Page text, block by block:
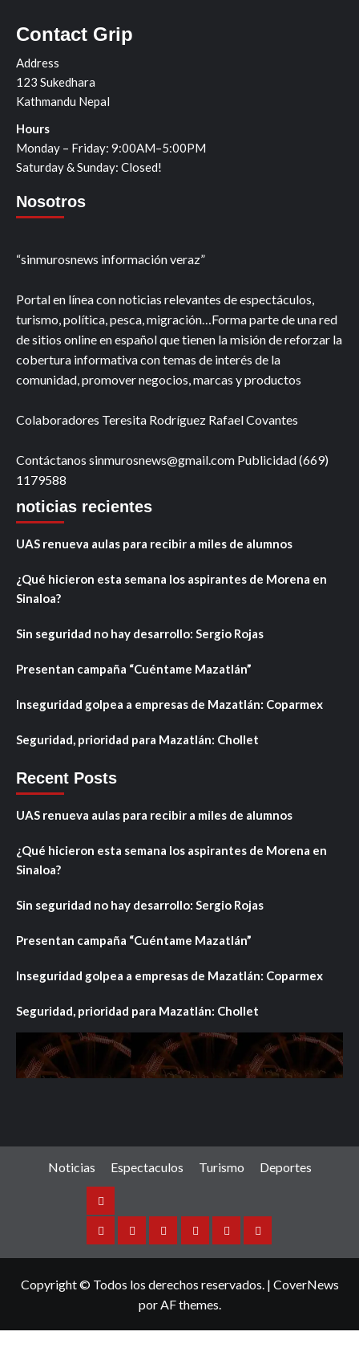
Contact Grip
Address
123 Sukedhara
Kathmandu Nepal
Hours
Monday – Friday: 9:00AM–5:00PM
Saturday & Sunday: Closed!
Nosotros
“sinmurosnews información veraz”
Portal en línea con noticias relevantes de espectáculos,
turismo, política, pesca, migración…Forma parte de una red
de sitios online en español que tienen la misión de reforzar la
cobertura informativa con temas de interés de la
comunidad, promover negocios, marcas y productos
Colaboradores Teresita Rodríguez Rafael Covantes
Contáctanos sinmurosnews@gmail.com Publicidad (669)
1179588
noticias recientes
UAS renueva aulas para recibir a miles de alumnos
¿Qué hicieron esta semana los aspirantes de Morena en
Sinaloa?
Sin seguridad no hay desarrollo: Sergio Rojas
Presentan campaña “Cuéntame Mazatlán”
Inseguridad golpea a empresas de Mazatlán: Coparmex
Seguridad, prioridad para Mazatlán: Chollet
Recent Posts
UAS renueva aulas para recibir a miles de alumnos
¿Qué hicieron esta semana los aspirantes de Morena en
Sinaloa?
Sin seguridad no hay desarrollo: Sergio Rojas
Presentan campaña “Cuéntame Mazatlán”
Inseguridad golpea a empresas de Mazatlán: Coparmex
Seguridad, prioridad para Mazatlán: Chollet
Noticias Espectaculos Turismo Deportes
Noticias
SinaloaNacionalInternacionalEspectaculos
TurismoDeportes
Copyright © Todos los derechos reservados. | CoverNews
por AF themes.